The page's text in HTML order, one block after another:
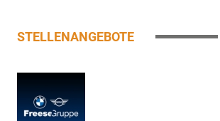
STELLENANGEBOTE